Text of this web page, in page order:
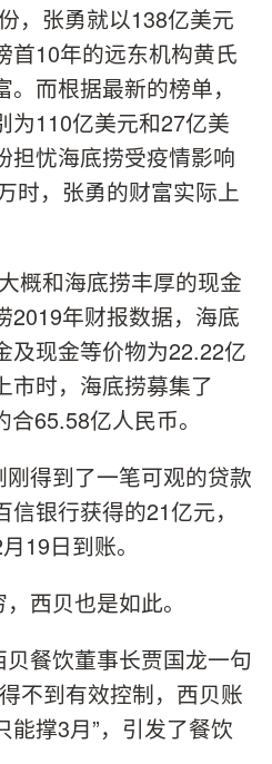
，张勇就以138亿美元
首10年的远东机构黄氏
而根据最新的榜单，
为110亿美元和27亿美
担忧海底捞受疫情影响
时，张勇的财富实际上
概和海底捞丰厚的现金
2019年财报数据，海底
及现金等价物为22.22亿
市时，海底捞募集了
65.58亿人民币。
得到了一笔可观的贷款
银行获得的21亿元，
19日到账。
西贝也是如此。
餐饮董事长贾国龙一句
不到有效控制，西贝账
能撑3月”，引发了餐饮